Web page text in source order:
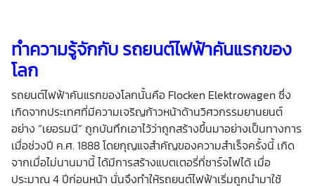
ทำความรู้จักกับรถยนต์ไฟฟ้าคันแรกของ
โลก
รถยนต์ไฟฟ้าคันแรกของโลกนั้นคือ Flocken Elektrowagen ซึ่ง
เกิดจากประเทศที่มีความเจริญก้าวหน้าด้านวิศวกรรมยานยนต์
อย่าง “เยอรมนี” ถูกบันทึกเอาไว้ว่าถูกสร้างขึ้นมาอย่างเป็นทางการ
เมื่อช่วงปี ค.ศ. 1888 โดยกุญแจสำคัญของความสำเร็จครั้งนี้ เกิด
จากเมื่อไม่นานมานี้ ได้มีการสร้างแบตเตอรี่ที่ชาร์จไฟได้ เมื่อ
ประมาณ 4 ปีก่อนหน้า นั่นจึงทำให้รถยนต์ไฟฟ้าเริ่มถูกนำมาใช้